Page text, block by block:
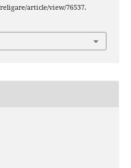
article/view/76537.